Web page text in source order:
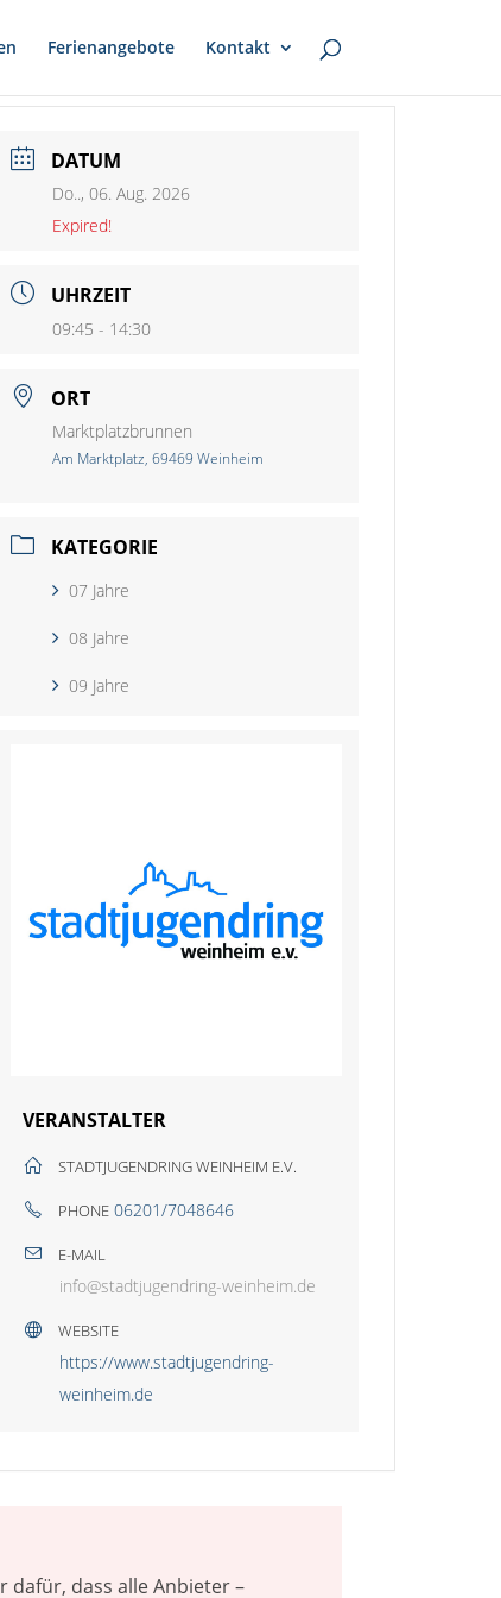
Ferienangebote Kontakt
DATUM
Do.., 06. Aug. 2026
Expired!
UHRZEIT
09:45 - 14:30
ORT
Marktplatzbrunnen
Am Marktplatz, 69469 Weinheim
KATEGORIE
07 Jahre
08 Jahre
09 Jahre
VERANSTALTER
STADTJUGENDRING WEINHEIM E.V.
PHONE 06201/7048646
E-MAIL
info@stadtjugendring-weinheim.de
WEBSITE
https://www.stadtjugendring-
weinheim.de
dass alle Anbieter –